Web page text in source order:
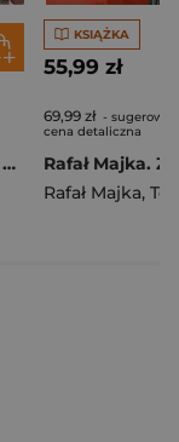
Pierogi z kimchi. Moje ulubione azjatyckie przepisy - książka z autografem
KSIĄŻKA
55,99 zł
69,99 zł -
cena detaliczna
Rafał Majka,